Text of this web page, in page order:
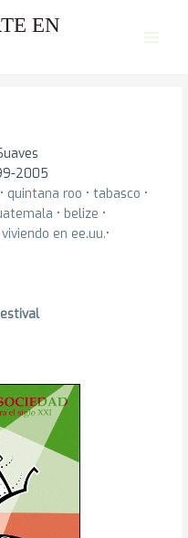
EN
2005
quintana roo • tabasco •
• belize •
en ee.uu.•